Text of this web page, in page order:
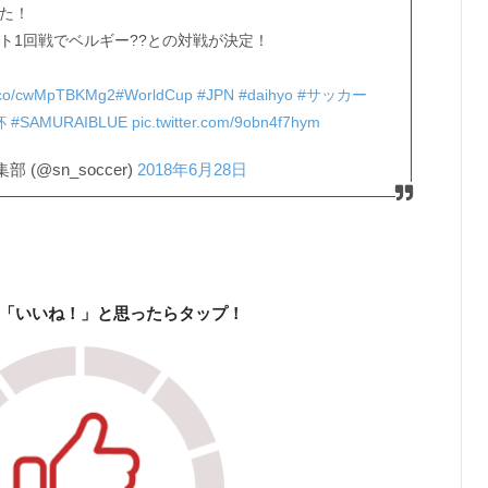
！
1回戦でベルギー??との対戦が決定！
cwMpTBKMg2#WorldCup #JPN #daihyo #サッカー
#SAMURAIBLUE pic.twitter.com/9obn4f7hym
部 (@sn_soccer)2018年6月28日
いいね！」と思ったらタップ！